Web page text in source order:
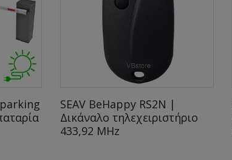
SEAV BeHappy RS2N |
Δικάναλο τηλεχειριστήριο
433,92 MHz